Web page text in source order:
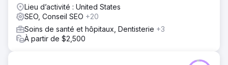
Lieu d’activité : United States
SEO, Conseil SEO +20
Soins de santé et hôpitaux, Dentisterie +3
À partir de $2,500